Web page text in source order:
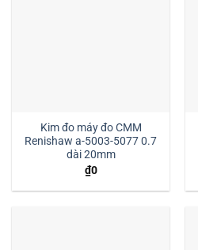
Kim đo máy đo CMM
Renishaw a-5003-5077 0.7
dài 20mm
₫0